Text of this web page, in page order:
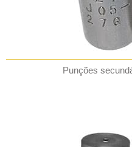
Punções